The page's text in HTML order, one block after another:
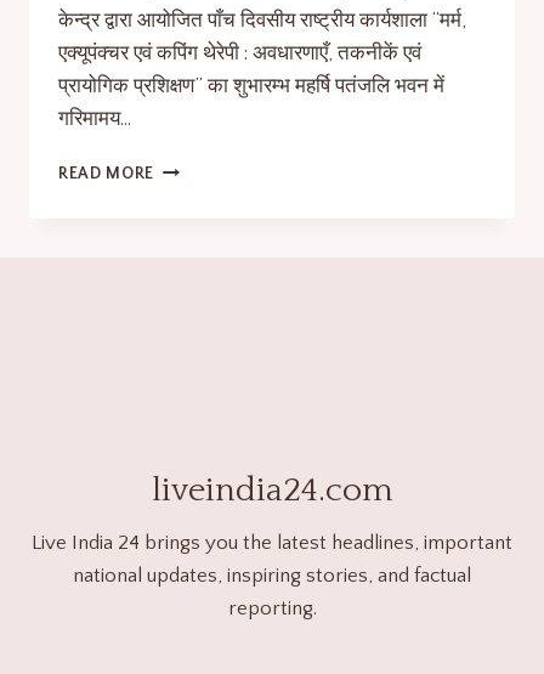
केन्द्र द्वारा आयोजित पाँच दिवसीय राष्ट्रीय कार्यशाला “मर्म,
एक्यूपंक्चर एवं कपिंग थेरेपी : अवधारणाएँ, तकनीकें एवं
प्रायोगिक प्रशिक्षण” का शुभारम्भ महर्षि पतंजलि भवन में
गरिमामय…
READ MORE
liveindia24.com
Live India 24 brings you the latest headlines, important
national updates, inspiring stories, and factual
reporting.